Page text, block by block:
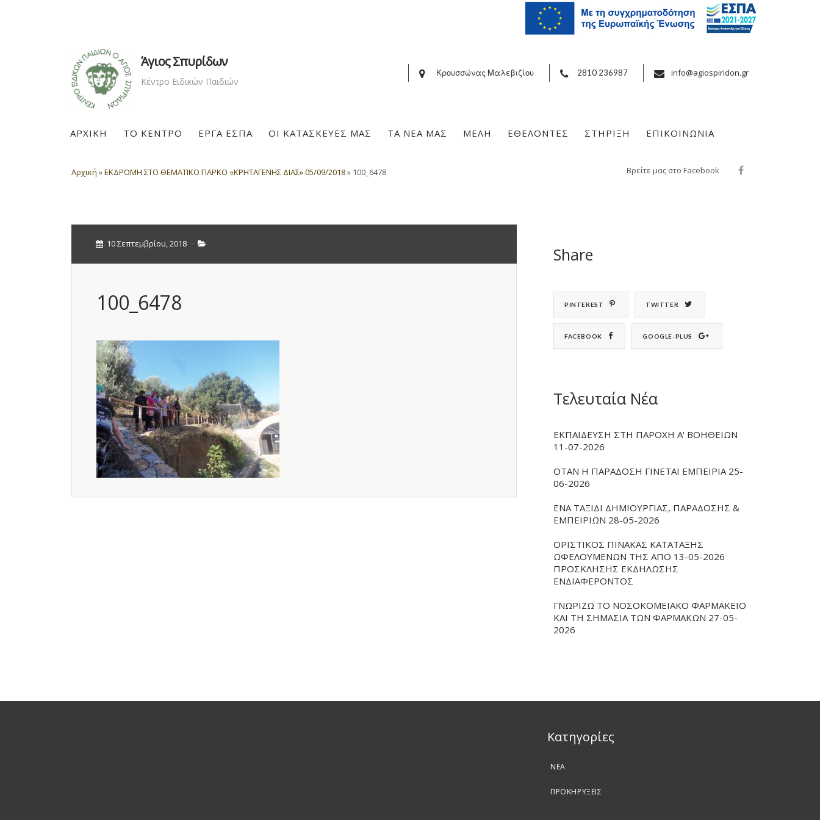
Άγιος Σπυρίδων
Κέντρο Ειδικών Παιδιών
Κρουσσώνας Μαλεβιζίου 2810 236987 info@agiospiridon.gr
ΑΡΧΙΚΗ ΤΟ ΚΕΝΤΡΟ ΕΡΓΑ ΕΣΠΑ ΟΙ ΚΑΤΑΣΚΕΥΕΣ ΜΑΣ ΤΑ ΝΕΑ ΜΑΣ ΜΕΛΗ ΕΘΕΛΟΝΤΕΣ ΣΤΗΡΙΞΗ ΕΠΙΚΟΙΝΩΝΙΑ
Αρχική »ΕΚΔΡΟΜΗ ΣΤΟ ΘΕΜΑΤΙΚΟ ΠΑΡΚΟ «ΚΡΗΤΑΓΕΝΗΣ ΔΙΑΣ» 05/09/2018» 100_6478 Βρείτε μας στο Facebook
10 Σεπτεμβρίου, 2018 ·
100_6478
Share
PINTEREST TWITTER
FACEBOOK GOOGLE-PLUS
Τελευταία Νέα
ΕΚΠΑΙΔΕΥΣΗ ΣΤΗ ΠΑΡΟΧΗ Α' ΒΟΗΘΕΙΩΝ
11-07-2026
ΟΤΑΝ Η ΠΑΡΑΔΟΣΗ ΓΙΝΕΤΑΙ ΕΜΠΕΙΡΙΑ 25-
06-2026
ΕΝΑ ΤΑΞΙΔΙ ΔΗΜΙΟΥΡΓΙΑΣ, ΠΑΡΑΔΟΣΗΣ &
ΕΜΠΕΙΡΙΩΝ 28-05-2026
ΟΡΙΣΤΙΚΟΣ ΠΙΝΑΚΑΣ ΚΑΤΑΤΑΞΗΣ
ΩΦΕΛΟΥΜΕΝΩΝ ΤΗΣ ΑΠΟ 13-05-2026
ΠΡΟΣΚΛΗΣΗΣ ΕΚΔΗΛΩΣΗΣ
ΕΝΔΙΑΦΕΡΟΝΤΟΣ
ΓΝΩΡΙΖΩ ΤΟ ΝΟΣΟΚΟΜΕΙΑΚΟ ΦΑΡΜΑΚΕΙΟ
ΚΑΙ ΤΗ ΣΗΜΑΣΙΑ ΤΩΝ ΦΑΡΜΑΚΩΝ 27-05-
2026
Kατηγορίες
ΝΕΑ
ΠΡΟΚΗΡΥΞΕΙΣ